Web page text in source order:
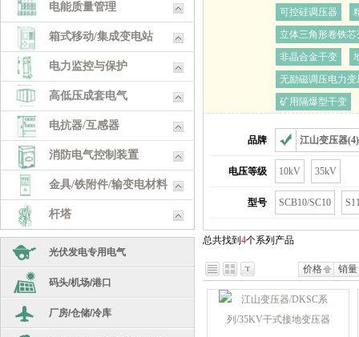
电能质量管理
箱式移动/集成变电站
电力监控与保护
高低压成套电气
电抗器/互感器
消防电气控制装置
金具/铁附件/输变电材料
杆塔
五金工具
光伏发电专用电气
汇流箱
逆变器
码头/机场/港口
高低压开关柜
厂房/仓储/冷库
可控硅调压器
立体三角形卷铁芯
非晶合金干变
无励磁调压电力变
矿用隔爆型干变
品牌 江山变压器(4)
电压等级 10kV 35kV
型号 SCB10/SC10
总共找到 4个系列产品
价格 销量